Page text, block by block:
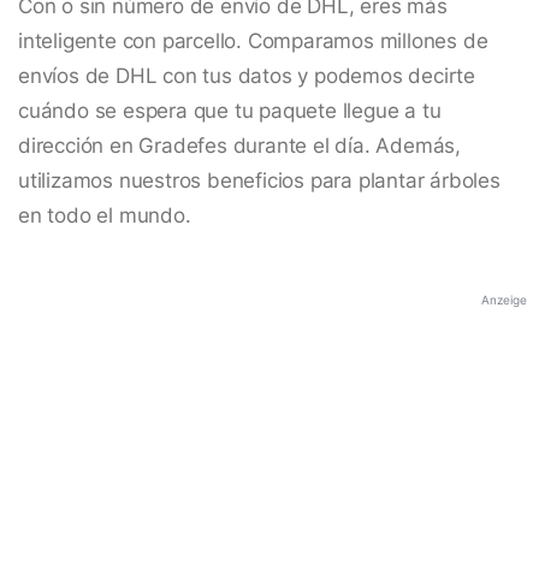
Con o sin número de envío de DHL, eres más
inteligente con parcello. Comparamos millones de
envíos de DHL con tus datos y podemos decirte
cuándo se espera que tu paquete llegue a tu
dirección en Gradefes durante el día. Además,
utilizamos nuestros beneficios para plantar árboles
en todo el mundo.
Anzeige